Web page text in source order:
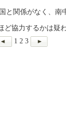
関係がなく、南
協力するかは疑
1 2 3